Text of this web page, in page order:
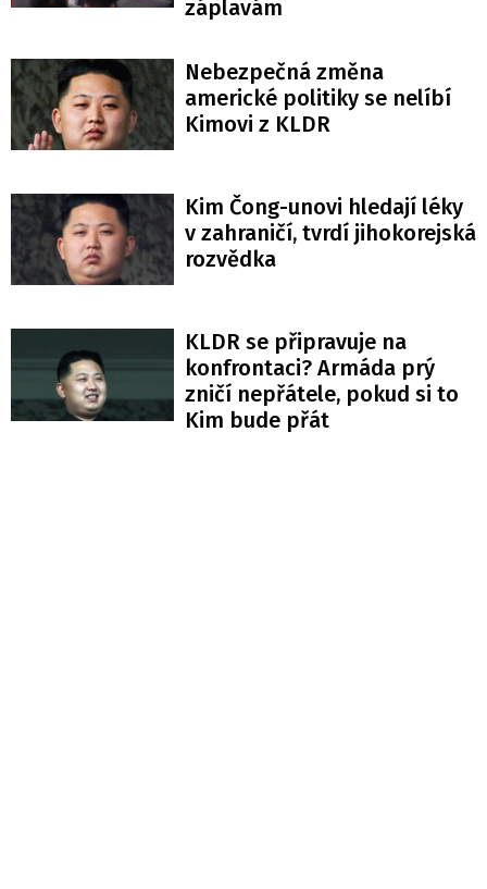
záplavám
Nebezpečná změna
americké politiky se nelíbí
Kimovi z KLDR
Kim Čong-unovi hledají léky
v zahraničí, tvrdí jihokorejská
rozvědka
KLDR se připravuje na
konfrontaci? Armáda prý
zničí nepřátele, pokud si to
Kim bude přát